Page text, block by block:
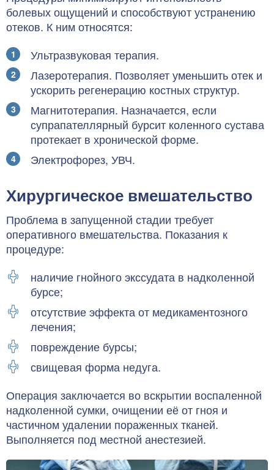
болевых ощущений и способствуют устранению
отеков. К ним относятся:
Ультразвуковая терапия.
Лазеротерапия. Позволяет уменьшить отек и
ускорить регенерацию костных структур.
Магнитотерапия. Назначается, если
супрапателлярный бурсит коленного сустава
протекает в хронической форме.
Электрофорез, УВЧ.
Хирургическое вмешательство
Проблема в запущенной стадии требует
оперативного вмешательства. Показания к
процедуре:
наличие гнойного экссудата в надколенной
бурсе;
отсутствие эффекта от медикаментозного
лечения;
повреждение бурсы;
свищевая форма недуга.
Операция заключается во вскрытии воспаленной
надколенной сумки, очищении её от гноя и
частичном удалении пораженных тканей.
Выполняется под местной анестезией.